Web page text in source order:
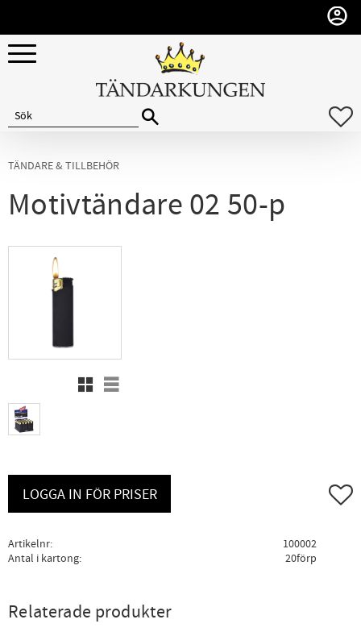
Meny
TÄNDARE & TILLBEHÖR
Motivtändare 02 50-p
Rutnätsvy
Listvy
LOGGA IN FÖR PRISER Lägg
Artikelnr
100002
Antal i kartong
20förp
Relaterade produkter